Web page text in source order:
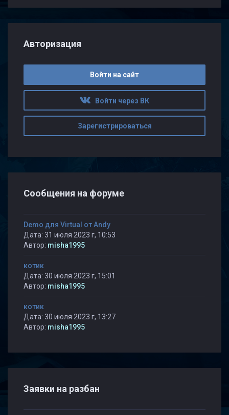
Авторизация
Войти на сайт
Войти через ВК
Зарегистрироваться
Сообщения на форуме
Demo для Virtual от Andy
Дата: 31 июля 2023 г, 10:53
Автор: misha1995
котик
Дата: 30 июля 2023 г, 15:01
Автор: misha1995
котик
Дата: 30 июля 2023 г, 13:27
Автор: misha1995
Заявки на разбан